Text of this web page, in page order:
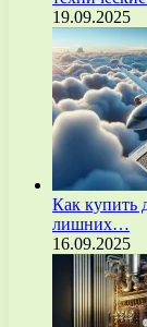
19.09.2025
Как купить
лишних…
16.09.2025